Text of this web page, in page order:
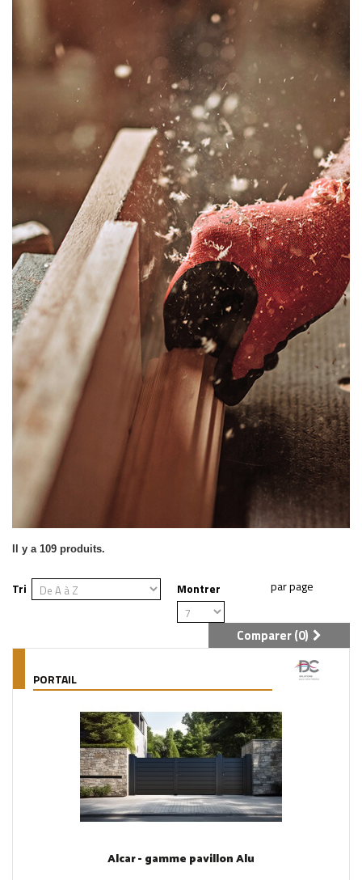
Il y a 109 produits.
Tri Montrer
Comparer (0)
PORTAIL
Alcar - gamme pavillon Alu